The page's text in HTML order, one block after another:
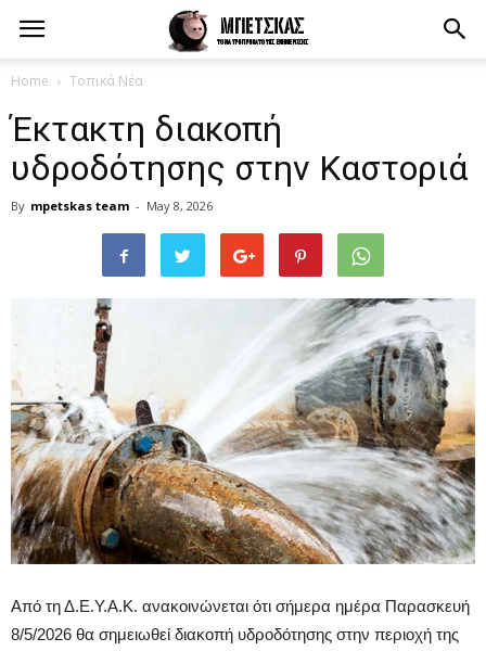
Home Τοπικά Νέα
Έκτακτη διακοπή
υδροδότησης στην Καστοριά
By mpetskas team - May 8, 2026
Από τη Δ.Ε.Υ.Α.Κ. ανακοινώνεται ότι σήμερα ημέρα Παρασκευή
8/5/2026 θα σημειωθεί διακοπή υδροδότησης στην περιοχή της